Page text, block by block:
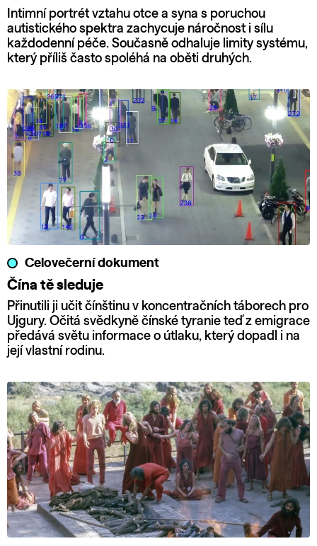
Intimní portrét vztahu otce a syna s poruchou
autistického spektra zachycuje náročnost i sílu
každodenní péče. Současně odhaluje limity systému,
který příliš často spoléhá na oběti druhých.
Celovečerní dokument
Čína tě sleduje
Přinutili ji učit čínštinu v koncentračních táborech pro
Ujgury. Očitá svědkyně čínské tyranie teď z emigrace
předává světu informace o útlaku, který dopadl i na
její vlastní rodinu.